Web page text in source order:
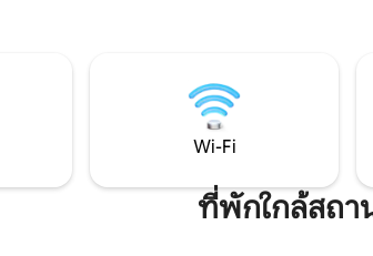
พิพิธภัณฑ์สัตว์น้ำเวราครุซที่มี
พิพิธภัณฑ์หุ่นขี้ผึ้ง และสถานที่
ท้องถิ่นอีกมากมายให้เพลิดเพ
Wi-Fi
ที่พักใกล้สถา